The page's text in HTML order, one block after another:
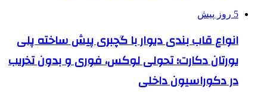
5 روز پیش
انواع قاب بندی دیوار با گچبری پیش ساخته پلی
یورتان دکارت؛ تحولی لوکس، فوری و بدون تخریب
در دکوراسیون داخلی